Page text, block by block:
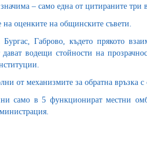
– само една от цитираните
оценките на общинските съвети.
Габрово, където прякото
водещи стойности на
от механизмите за обратна връзка с
само в 5 функционират местни